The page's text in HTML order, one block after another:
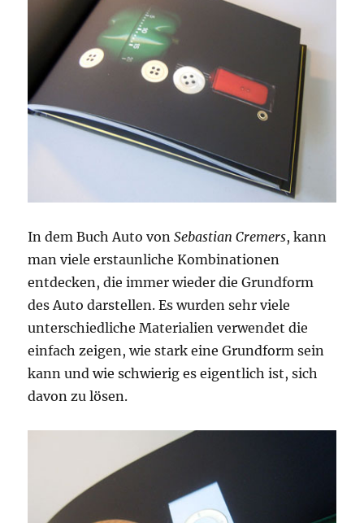
In dem Buch Auto vonSebastian Cremers, kann
man viele erstaunliche Kombinationen
entdecken, die immer wieder die Grundform
des Auto darstellen. Es wurden sehr viele
unterschiedliche Materialien verwendet die
einfach zeigen, wie stark eine Grundform sein
kann und wie schwierig es eigentlich ist, sich
davon zu lösen.